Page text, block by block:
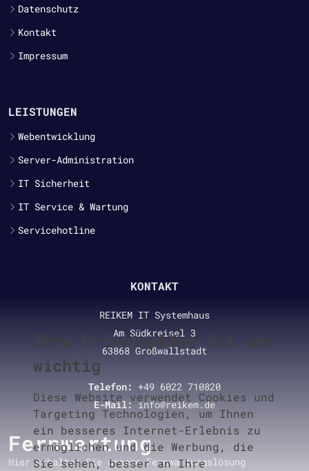
Ihre Privatsphäre ist uns
wichtig
Diese Website verwendet Cookies und
Targeting Technologien, um Ihnen
ein besseres Internet-Erlebnis zu
ermöglichen und die Werbung, die
Sie sehen, besser an Ihre
Datenschutz
Kontakt
Impressum
LEISTUNGEN
Webentwicklung
Server-Administration
IT Sicherheit
IT Service & Wartung
Servicehotline
KONTAKT
REIKEM IT Systemhaus
Am Südkreisel 3
63868 Großwallstadt
Telefon: +49 6022 710820
E-Mail:info@reikem.de
Fernwartung
Hier erhalten Sie unsere Fernwartungslösung